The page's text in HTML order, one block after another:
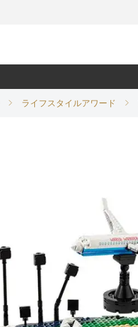
ライフスタイルアワード